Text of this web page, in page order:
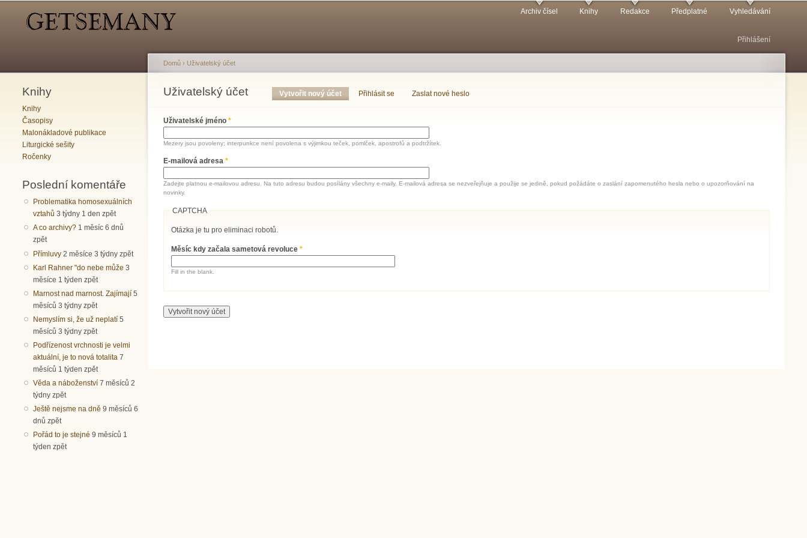
Archiv čísel Knihy Redakce Předplatné Vyhledávání
Přihlášení
Knihy
Knihy
Časopisy
Malonákladové publikace
Liturgické sešity
Ročenky
Poslední komentáře
Problematika homosexuálních
vztahů 3 týdny 1 den zpět
A co archivy? 1 měsíc 6 dnů
zpět
Přímluvy 2 měsíce 3 týdny zpět
Karl Rahner "do nebe může 3
měsíce 1 týden zpět
Marnost nad marnost. Zajímají 5
měsíců 3 týdny zpět
Nemyslím si, že už neplatí 5
měsíců 3 týdny zpět
Podřízenost vrchnosti je velmi
aktuální, je to nová totalita 7
měsíců 1 týden zpět
Věda a náboženství 7 měsíců 2
týdny zpět
Ještě nejsme na dně 9 měsíců 6
dnů zpět
Pořád to je stejné 9 měsíců 1
týden zpět
Jste zde
Domů › Uživatelský účet
Uživatelský účet
Hlavní záložky Vytvořit nový účet (aktivní záložka)
Přihlásit se Zaslat nové heslo
Uživatelské jméno *
Mezery jsou povoleny; interpunkce není povolena s výjimkou teček, pomlček, apostrofů a podtržítek.
E-mailová adresa *
Zadejte platnou e-mailovou adresu. Na tuto adresu budou posílány všechny e-maily. E-mailová adresa se nezveřejňuje a použije se jedině, pokud požádáte o zaslání zapomenutého hesla nebo o upozorňování na
novinky.
CAPTCHA
Otázka je tu pro eliminaci robotů.
Měsíc kdy začala sametová revoluce*
Fill in the blank.